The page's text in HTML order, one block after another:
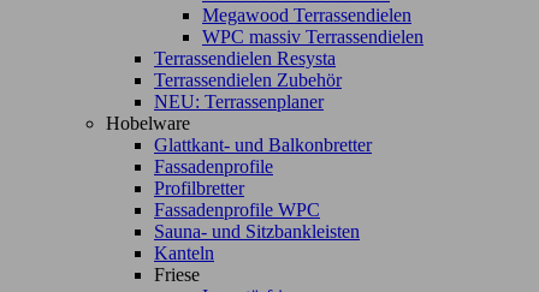
Megawood Terrassendielen
WPC massiv Terrassendielen
Terrassendielen Resysta
Terrassendielen Zubehör
NEU: Terrassenplaner
Hobelware
Glattkant- und Balkonbretter
Fassadenprofile
Profilbretter
Fassadenprofile WPC
Sauna- und Sitzbankleisten
Kanteln
Friese